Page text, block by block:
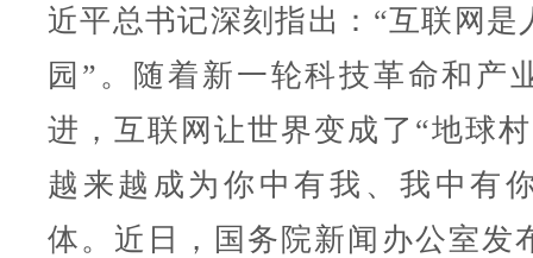
近平总书记深刻指出：“互联网是
园”。随着新一轮科技革命和产
进，互联网让世界变成了“地球
越来越成为你中有我、我中有
体。近日，国务院新闻办公室发